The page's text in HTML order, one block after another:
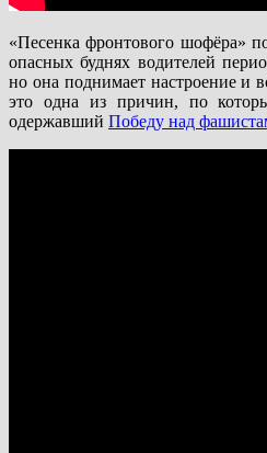
«Песенка фронтового шофёра»
опасных буднях водителей
но она поднимает настроение и
это одна из причин, по
одержавший Победу над